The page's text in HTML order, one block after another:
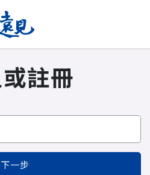
註冊
下一步